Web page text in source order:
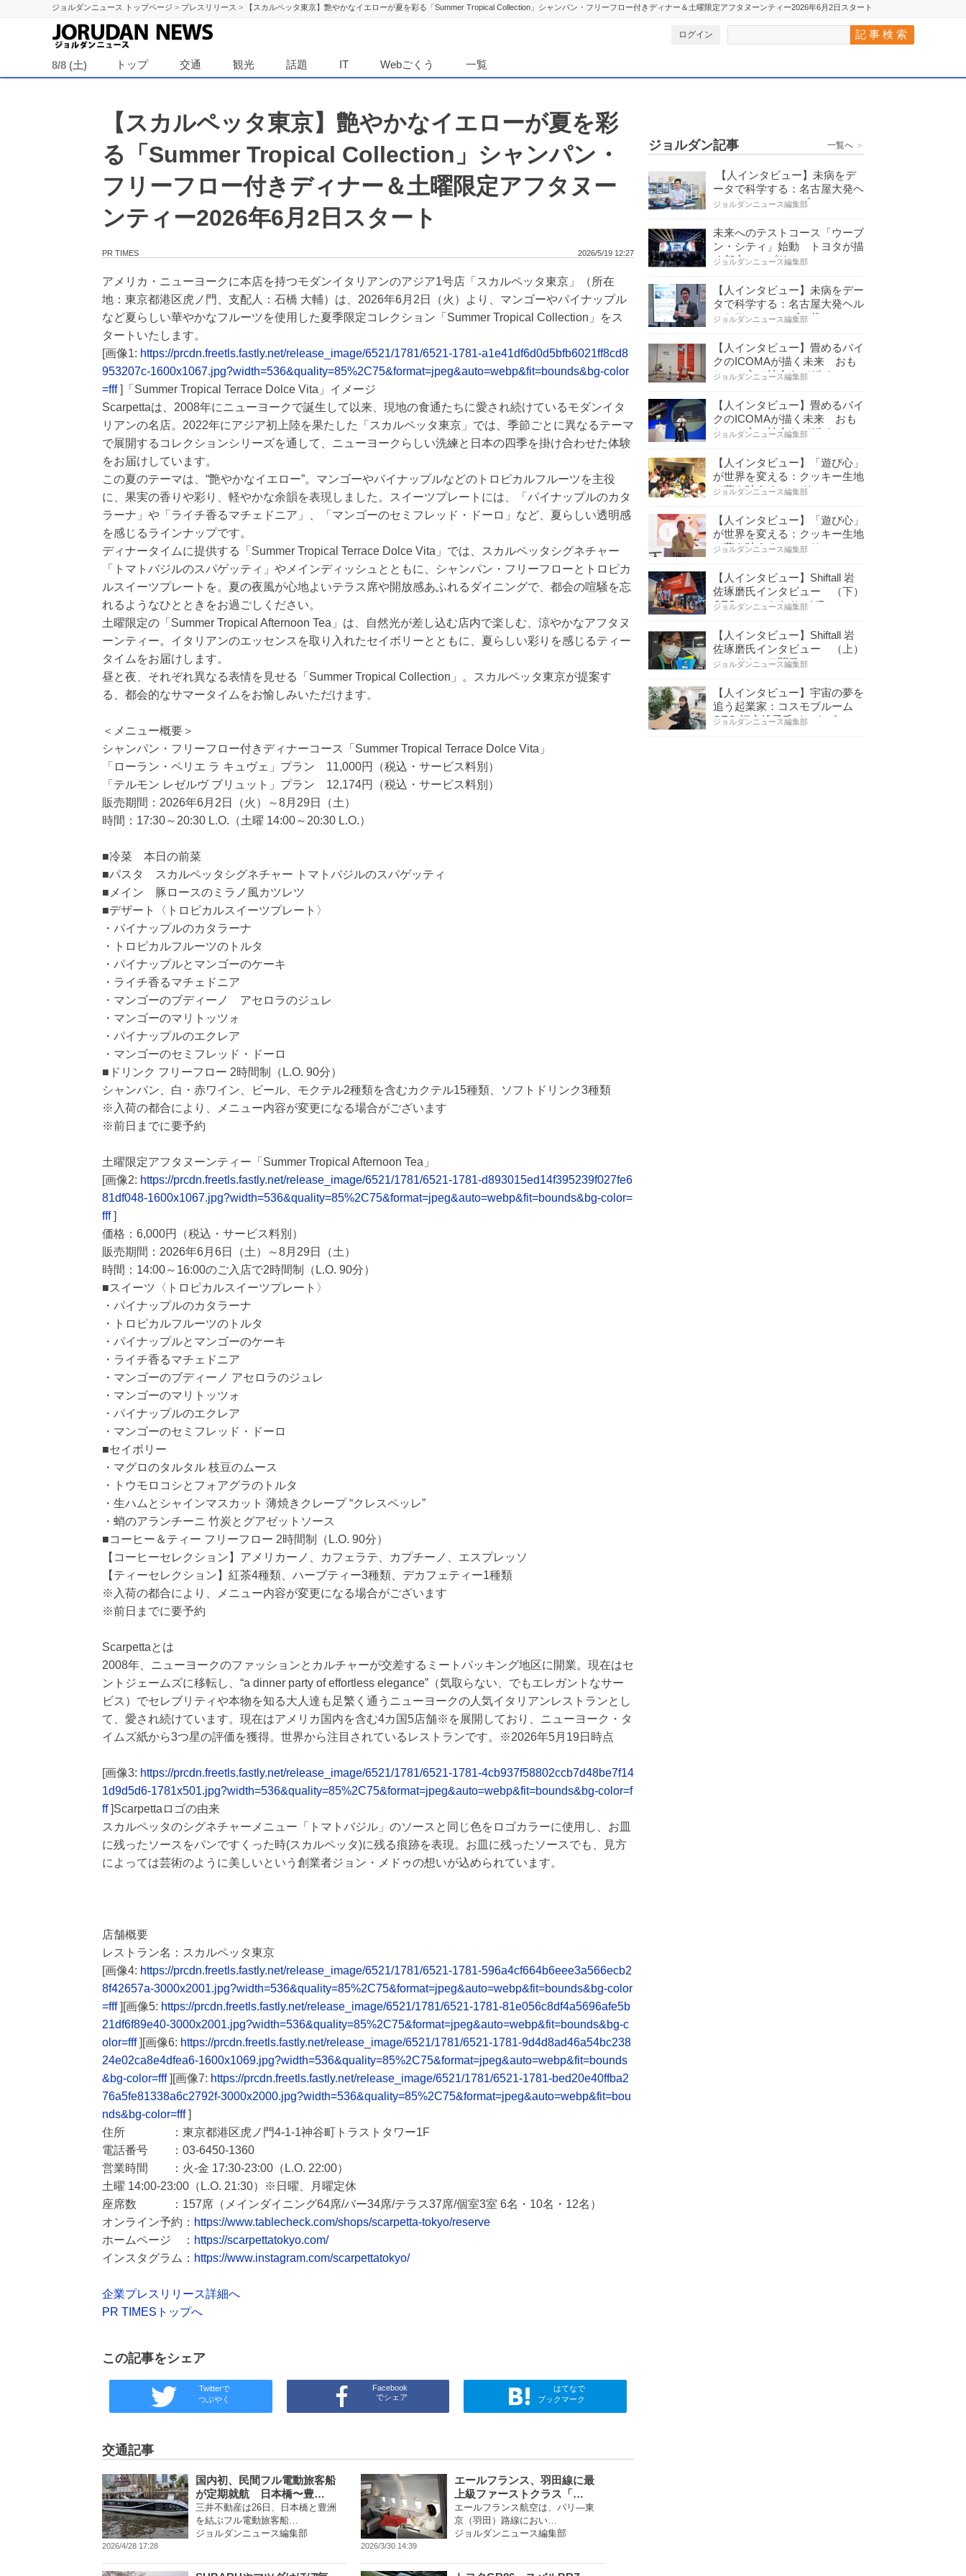
ジョルダンニュース トップページ > プレスリリース > 【スカルペッタ東京】艶やかなイエローが夏を彩る「Summer Tropical Collection」シャンパン・フリーフロー付きディナー＆土曜限定アフタヌーンティー2026年6月2日スタート
ログイン
8/8 (土) トップ 交通 観光 話題 IT Webごくう 一覧
【スカルペッタ東京】艶やかなイエローが夏を彩
る「Summer Tropical Collection」シャンパン・
フリーフロー付きディナー＆土曜限定アフタヌー
ンティー2026年6月2日スタート
2026/5/19 12:27
PR TIMES
アメリカ・ニューヨークに本店を持つモダンイタリアンのアジア1号店「スカルペッタ東京」（所在
地：東京都港区虎ノ門、支配人：石橋 大輔）は、2026年6月2日（火）より、マンゴーやパイナップル
など夏らしい華やかなフルーツを使用した夏季限定コレクション「Summer Tropical Collection」をス
タートいたします。
[画像1: https://prcdn.freetls.fastly.net/release_image/6521/1781/6521-1781-a1e41df6d0d5bfb6021ff8cd8
953207c-1600x1067.jpg?width=536&quality=85%2C75&format=jpeg&auto=webp&fit=bounds&bg-color
=fff]「Summer Tropical Terrace Dolce Vita」イメージ
Scarpettaは、2008年にニューヨークで誕生して以来、現地の食通たちに愛され続けているモダンイタ
リアンの名店。2022年にアジア初上陸を果たした「スカルペッタ東京」では、季節ごとに異なるテーマ
で展開するコレクションシリーズを通して、ニューヨークらしい洗練と日本の四季を掛け合わせた体験
をお届けしています。
この夏のテーマは、“艶やかなイエロー”。マンゴーやパイナップルなどのトロピカルフルーツを主役
に、果実の香りや彩り、軽やかな余韻を表現しました。スイーツプレートには、「パイナップルのカタ
ラーナ」や「ライチ香るマチェドニア」、「マンゴーのセミフレッド・ドーロ」など、夏らしい透明感
を感じるラインナップです。
ディナータイムに提供する「Summer Tropical Terrace Dolce Vita」では、スカルペッタシグネチャー
「トマトバジルのスパゲッティ」やメインディッシュとともに、シャンパン・フリーフローとトロピカ
ルスイーツプレートを。夏の夜風が心地よいテラス席や開放感あふれるダイニングで、都会の喧騒を忘
れるようなひとときをお過ごしください。
土曜限定の「Summer Tropical Afternoon Tea」は、自然光が差し込む店内で楽しむ、涼やかなアフタヌ
ーンティー。イタリアンのエッセンスを取り入れたセイボリーとともに、夏らしい彩りを感じるティー
タイムをお届けします。
昼と夜、それぞれ異なる表情を見せる「Summer Tropical Collection」。スカルペッタ東京が提案す
る、都会的なサマータイムをお愉しみいただけます。
＜メニュー概要＞
シャンパン・フリーフロー付きディナーコース「Summer Tropical Terrace Dolce Vita」
「ローラン・ペリエ ラ キュヴェ」プラン 11,000円（税込・サービス料別）
「テルモン レゼルヴ ブリュット」プラン 12,174円（税込・サービス料別）
販売期間：2026年6月2日（火）～8月29日（土）
時間：17:30～20:30 L.O.（土曜 14:00～20:30 L.O.）
■冷菜 本日の前菜
■パスタ スカルペッタシグネチャー トマトバジルのスパゲッティ
■メイン 豚ロースのミラノ風カツレツ
■デザート〈トロピカルスイーツプレート〉
・パイナップルのカタラーナ
・トロピカルフルーツのトルタ
・パイナップルとマンゴーのケーキ
・ライチ香るマチェドニア
・マンゴーのブディーノ アセロラのジュレ
・マンゴーのマリトッツォ
・パイナップルのエクレア
・マンゴーのセミフレッド・ドーロ
■ドリンク フリーフロー 2時間制（L.O. 90分）
シャンパン、白・赤ワイン、ビール、モクテル2種類を含むカクテル15種類、ソフトドリンク3種類
※入荷の都合により、メニュー内容が変更になる場合がございます
※前日までに要予約
土曜限定アフタヌーンティー「Summer Tropical Afternoon Tea」
[画像2: https://prcdn.freetls.fastly.net/release_image/6521/1781/6521-1781-d893015ed14f395239f027fe6
81df048-1600x1067.jpg?width=536&quality=85%2C75&format=jpeg&auto=webp&fit=bounds&bg-color=
fff]
価格：6,000円（税込・サービス料別）
販売期間：2026年6月6日（土）～8月29日（土）
時間：14:00～16:00のご入店で2時間制（L.O. 90分）
■スイーツ〈トロピカルスイーツプレート〉
・パイナップルのカタラーナ
・トロピカルフルーツのトルタ
・パイナップルとマンゴーのケーキ
・ライチ香るマチェドニア
・マンゴーのブディーノ アセロラのジュレ
・マンゴーのマリトッツォ
・パイナップルのエクレア
・マンゴーのセミフレッド・ドーロ
■セイボリー
・マグロのタルタル 枝豆のムース
・トウモロコシとフォアグラのトルタ
・生ハムとシャインマスカット 薄焼きクレープ “クレスペッレ”
・蛸のアランチーニ 竹炭とグアゼットソース
■コーヒー＆ティー フリーフロー 2時間制（L.O. 90分）
【コーヒーセレクション】アメリカーノ、カフェラテ、カプチーノ、エスプレッソ
【ティーセレクション】紅茶4種類、ハーブティー3種類、デカフェティー1種類
※入荷の都合により、メニュー内容が変更になる場合がございます
※前日までに要予約
Scarpettaとは
2008年、ニューヨークのファッションとカルチャーが交差するミートパッキング地区に開業。現在はセ
ントジェームズに移転し、“a dinner party of effortless elegance”（気取らない、でもエレガントなサー
ビス）でセレブリティや本物を知る大人達も足繁く通うニューヨークの人気イタリアンレストランとし
て、愛され続けています。現在はアメリカ国内を含む4カ国5店舗※を展開しており、ニューヨーク・タ
イムズ紙から3つ星の評価を獲得。世界から注目されているレストランです。※2026年5月19日時点
[画像3: https://prcdn.freetls.fastly.net/release_image/6521/1781/6521-1781-4cb937f58802ccb7d48be7f14
1d9d5d6-1781x501.jpg?width=536&quality=85%2C75&format=jpeg&auto=webp&fit=bounds&bg-color=f
ff]Scarpettaロゴの由来
スカルペッタのシグネチャーメニュー「トマトバジル」のソースと同じ色をロゴカラーに使用し、お皿
に残ったソースをパンですくった時(スカルペッタ)に残る痕跡を表現。お皿に残ったソースでも、見方
によっては芸術のように美しいという創業者ジョン・メドゥの想いが込められています。
店舗概要
レストラン名：スカルペッタ東京
[画像4: https://prcdn.freetls.fastly.net/release_image/6521/1781/6521-1781-596a4cf664b6eee3a566ecb2
8f42657a-3000x2001.jpg?width=536&quality=85%2C75&format=jpeg&auto=webp&fit=bounds&bg-color
=fff][画像5: https://prcdn.freetls.fastly.net/release_image/6521/1781/6521-1781-81e056c8df4a5696afe5b
21df6f89e40-3000x2001.jpg?width=536&quality=85%2C75&format=jpeg&auto=webp&fit=bounds&bg-c
olor=fff][画像6: https://prcdn.freetls.fastly.net/release_image/6521/1781/6521-1781-9d4d8ad46a54bc238
24e02ca8e4dfea6-1600x1069.jpg?width=536&quality=85%2C75&format=jpeg&auto=webp&fit=bounds
&bg-color=fff][画像7: https://prcdn.freetls.fastly.net/release_image/6521/1781/6521-1781-bed20e40ffba2
76a5fe81338a6c2792f-3000x2000.jpg?width=536&quality=85%2C75&format=jpeg&auto=webp&fit=bou
nds&bg-color=fff]
住所 ：東京都港区虎ノ門4-1-1神谷町トラストタワー1F
電話番号 ：03-6450-1360
営業時間 ：火-金 17:30-23:00（L.O. 22:00）
土曜 14:00-23:00（L.O. 21:30）※日曜、月曜定休
座席数 ：157席（メインダイニング64席/バー34席/テラス37席/個室3室 6名・10名・12名）
オンライン予約： https://www.tablecheck.com/shops/scarpetta-tokyo/reserve
ホームページ ： https://scarpettatokyo.com/
インスタグラム： https://www.instagram.com/scarpettatokyo/
企業プレスリリース詳細へ
PR TIMESトップへ
この記事をシェア
Twitterで
つぶやく
Facebook
でシェア
はてなで
ブックマーク
交通記事
2026/4/28 17:28
国内初、民間フル電動旅客船
が定期就航 日本橋〜豊…
三井不動産は26日、日本橋と豊洲
を結ぶフル電動旅客船…
ジョルダンニュース編集部
2026/3/30 14:39
エールフランス、羽田線に最
上級ファーストクラス「…
エールフランス航空は、パリ―東
京（羽田）路線におい…
ジョルダンニュース編集部
ジョルダン記事 一覧へ ＞
【人インタビュー】未病をデ
ータで科学する：名古屋大発ヘ
ルスケアシステムズの…
ジョルダンニュース編集部
未来へのテストコース「ウーブ
ン・シティ」始動 トヨタが描
く都市とモビリティの…
ジョルダンニュース編集部
【人インタビュー】未病をデー
タで科学する：名古屋大発ヘル
スケアシステムズの代…
ジョルダンニュース編集部
【人インタビュー】畳めるバイ
クのICOMAが描く未来 おも
ちゃの心で社会をデザイ…
ジョルダンニュース編集部
【人インタビュー】畳めるバイ
クのICOMAが描く未来 おも
ちゃの心で社会をデザイ…
ジョルダンニュース編集部
【人インタビュー】「遊び心」
が世界を変える：クッキー生地
で夢を叶える コロリ…
ジョルダンニュース編集部
【人インタビュー】「遊び心」
が世界を変える：クッキー生地
で夢を叶える コロリ…
ジョルダンニュース編集部
【人インタビュー】Shiftall 岩
佐琢磨氏インタビュー （下）
CESへのこだわり VR…
ジョルダンニュース編集部
【人インタビュー】Shiftall 岩
佐琢磨氏インタビュー （上）
ハードウェア開発へ…
ジョルダンニュース編集部
【人インタビュー】宇宙の夢を
追う起業家：コスモブルーム
CEO 福永桃子氏インタビ…
ジョルダンニュース編集部